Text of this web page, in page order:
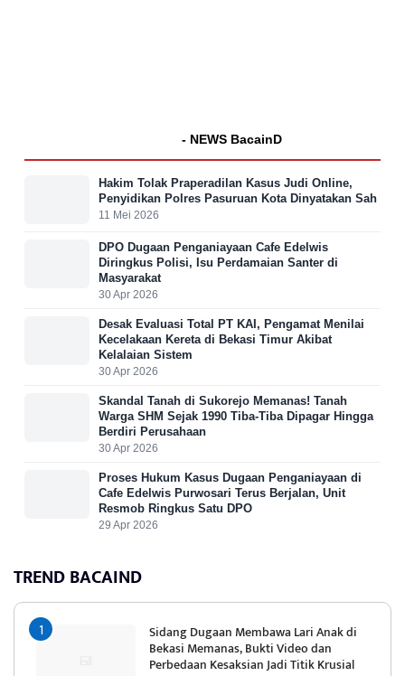
- NEWS BacainD
Hakim Tolak Praperadilan Kasus Judi Online,
Penyidikan Polres Pasuruan Kota Dinyatakan Sah
11 Mei 2026
DPO Dugaan Penganiayaan Cafe Edelwis
Diringkus Polisi, Isu Perdamaian Santer di
Masyarakat
30 Apr 2026
Desak Evaluasi Total PT KAI, Pengamat Menilai
Kecelakaan Kereta di Bekasi Timur Akibat
Kelalaian Sistem
30 Apr 2026
Skandal Tanah di Sukorejo Memanas! Tanah
Warga SHM Sejak 1990 Tiba-Tiba Dipagar Hingga
Berdiri Perusahaan
30 Apr 2026
Proses Hukum Kasus Dugaan Penganiayaan di
Cafe Edelwis Purwosari Terus Berjalan, Unit
Resmob Ringkus Satu DPO
29 Apr 2026
TREND BACAIND
Sidang Dugaan Membawa Lari Anak di
Bekasi Memanas, Bukti Video dan
Perbedaan Kesaksian Jadi Titik Krusial